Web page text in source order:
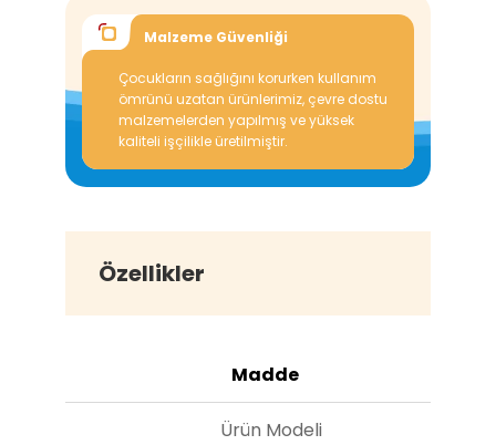
Malzeme Güvenliği
Çocukların sağlığını korurken kullanım
ömrünü uzatan ürünlerimiz, çevre dostu
malzemelerden yapılmış ve yüksek
kaliteli işçilikle üretilmiştir.
Özellikler
Madde
Ürün Modeli